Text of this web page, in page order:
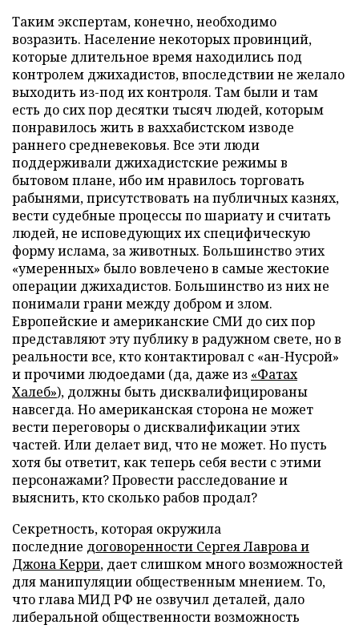
Таким экспертам, конечно, необходимо
возразить. Население некоторых провинций,
которые длительное время находились под
контролем джихадистов, впоследствии не желало
выходить из-под их контроля. Там были и там
есть до сих пор десятки тысяч людей, которым
понравилось жить в ваххабистском изводе
раннего средневековья. Все эти люди
поддерживали джихадистские режимы в
бытовом плане, ибо им нравилось торговать
рабынями, присутствовать на публичных казнях,
вести судебные процессы по шариату и считать
людей, не исповедующих их специфическую
форму ислама, за животных. Большинство этих
«умеренных» было вовлечено в самые жестокие
операции джихадистов. Большинство из них не
понимали грани между добром и злом.
Европейские и американские СМИ до сих пор
представляют эту публику в радужном свете, но в
реальности все, кто контактировал с «ан-Нусрой»
и прочими людоедами (да, даже из «Фатах
Халеб»), должны быть дисквалифицированы
навсегда. Но американская сторона не может
вести переговоры о дисквалификации этих
частей. Или делает вид, что не может. Но пусть
хотя бы ответит, как теперь себя вести с этими
персонажами? Провести расследование и
выяснить, кто сколько рабов продал?
Секретность, которая окружила
последние договоренности Сергея Лаврова и
Джона Керри, дает слишком много возможностей
для манипуляции общественным мнением. То,
что глава МИД РФ не озвучил деталей, дало
либеральной общественности возможность